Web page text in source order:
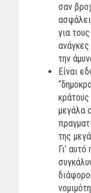
σαν
για
την
Είναι
μεγάλα
της
Γι’